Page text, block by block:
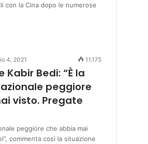
con la Cina dopo le numerose
4, 2021 11.175
Kabir Bedi: “È la
peggiore
visto. Pregate
peggiore che abbia mai
commenta così la situazione